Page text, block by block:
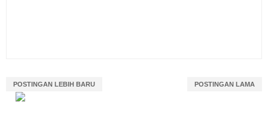
POSTINGAN LEBIH BARU POSTINGAN LAMA